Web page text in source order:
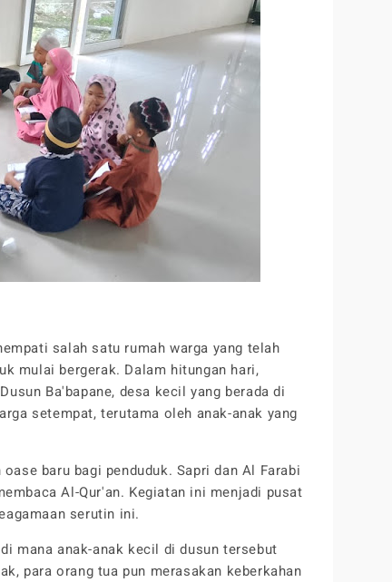
salah satu rumah warga yang telah
mulai bergerak. Dalam hitungan hari,
Ba'bapane, desa kecil yang berada di
setempat, terutama oleh anak-anak yang
baru bagi penduduk. Sapri dan Al Farabi
Al-Qur'an. Kegiatan ini menjadi pusat
serutin ini.
mana anak-anak kecil di dusun tersebut
para orang tua pun merasakan keberkahan